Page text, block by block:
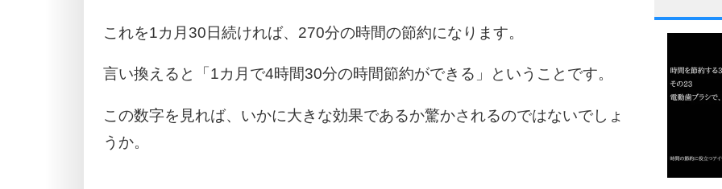
これを1カ月30日続ければ、270分の時間の節約になります。
言い換えると「1カ月で4時間30分の時間節約ができる」ということです。
この数字を見れば、いかに大きな効果であるか驚かされるのではないでしょ
うか。
1
3